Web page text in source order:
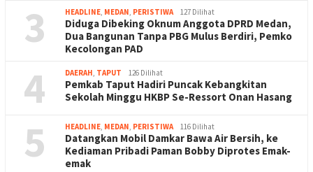
3 HEADLINE, MEDAN, PERISTIWA 127 Dilihat
Diduga Dibeking Oknum Anggota DPRD Medan,
Dua Bangunan Tanpa PBG Mulus Berdiri, Pemko
Kecolongan PAD
4 DAERAH, TAPUT 126 Dilihat
Pemkab Taput Hadiri Puncak Kebangkitan
Sekolah Minggu HKBP Se-Ressort Onan Hasang
5 HEADLINE, MEDAN, PERISTIWA 116 Dilihat
Datangkan Mobil Damkar Bawa Air Bersih, ke
Kediaman Pribadi Paman Bobby Diprotes Emak-
emak